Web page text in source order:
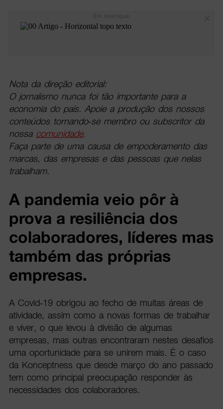
Nota da direção editorial:
O jornalismo nunca foi tão importante para a
economia do país. Apoie a produção dos nossos
conteúdos tornando-se membro ou subscritor da
nossa comunidade.
Faça parte de uma causa de empoderamento das
marcas, das empresas e das pessoas que nelas
trabalham.
A pandemia veio pôr à
prova a resiliência dos
colaboradores, líderes mas
também das próprias
empresas.
A Covid-19 obrigou ao fecho de muitas áreas de
atividade, assim como a novas formas de trabalhar
e viver, o que levou à divisão de algumas
empresas, mas outras encontraram nestes desafios
uma oportunidade para se unirem mais. É o caso
da Konceptness que desde março do ano passado
tem como principal preocupação responder às
necessidades dos colaboradores.